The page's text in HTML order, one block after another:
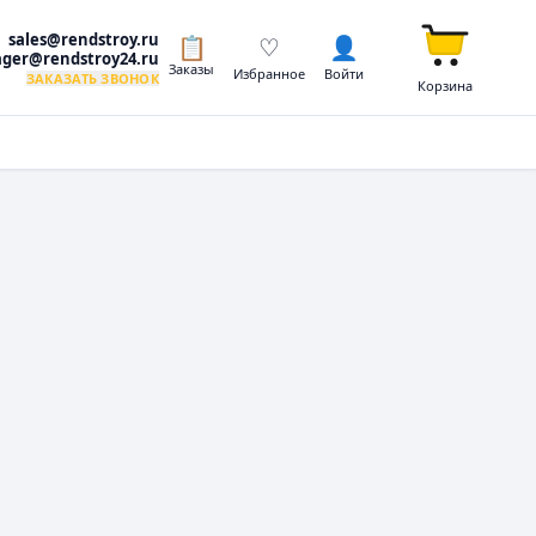
sales@rendstroy.ru
ЗАКАЗАТЬ ЗВОНОК
📋
Заказы
♡
Избранное
👤
Войти
Корзина